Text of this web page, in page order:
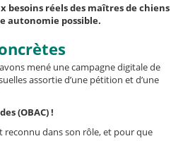
besoins réels des maîtres de chiens
autonomie possible.
mené une campagne digitale de
assortie d’une pétition et d’une
(OBAC) !
reconnu dans son rôle, et pour que